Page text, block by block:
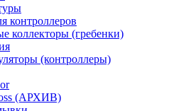
контроллеров
коллекторы (гребенки)
(контроллеры)
(АРХИВ)